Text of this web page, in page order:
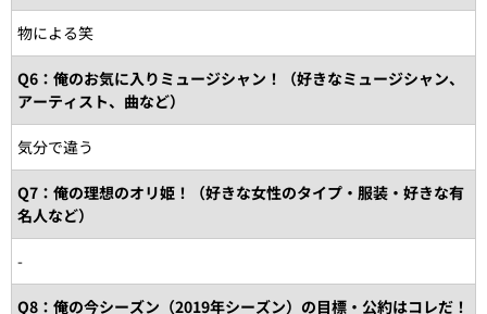
物による笑
Q6：俺のお気に入りミュージシャン！（好きなミュージシャン、
アーティスト、曲など）
気分で違う
Q7：俺の理想のオリ姫！（好きな女性のタイプ・服装・好きな有
名人など）
-
Q8：俺の今シーズン（2019年シーズン）の目標・公約はコレだ！